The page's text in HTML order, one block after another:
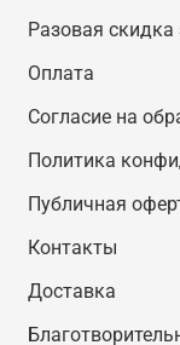
Разовая
Оплата
Согласие на
Политика
Публичная
Контакты
Доставка